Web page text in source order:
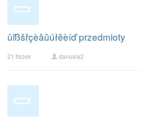
ůľßšřçèâûúłěèíď przedmioty
21 fiszek danusia2